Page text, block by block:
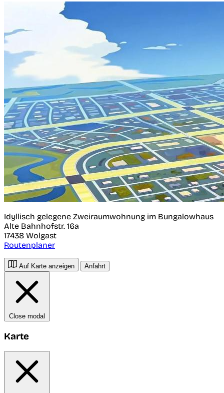
Idyllisch gelegene Zweiraumwohnung im Bungalowhaus
Alte Bahnhofstr. 16a
17438 Wolgast
Routenplaner
Auf Karte anzeigen Anfahrt
Close modal
Karte